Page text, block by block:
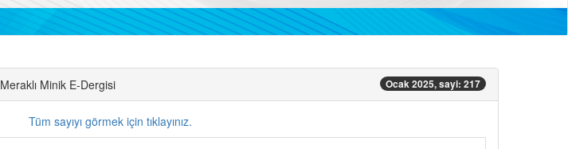
Meraklı Minik E-Dergisi Ocak 2025, sayi: 217
Tüm sayıyı görmek için tıklayınız.